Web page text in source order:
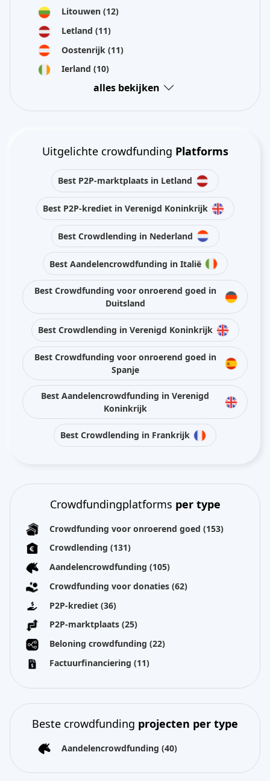
Litouwen (12)
Letland (11)
Oostenrijk (11)
Ierland (10)
alles bekijken
Uitgelichte crowdfunding Platforms
Best P2P-marktplaats in Letland
Best P2P-krediet in Verenigd Koninkrijk
Best Crowdlending in Nederland
Best Aandelencrowdfunding in Italië
Best Crowdfunding voor onroerend goed in
Duitsland
Best Crowdlending in Verenigd Koninkrijk
Best Crowdfunding voor onroerend goed in
Spanje
Best Aandelencrowdfunding in Verenigd
Koninkrijk
Best Crowdlending in Frankrijk
Crowdfundingplatforms per type
Crowdfunding voor onroerend goed (153)
Crowdlending (131)
Aandelencrowdfunding (105)
Crowdfunding voor donaties (62)
P2P-krediet (36)
P2P-marktplaats (25)
Beloning crowdfunding (22)
Factuurfinanciering (11)
Beste crowdfunding projecten per type
Aandelencrowdfunding (40)